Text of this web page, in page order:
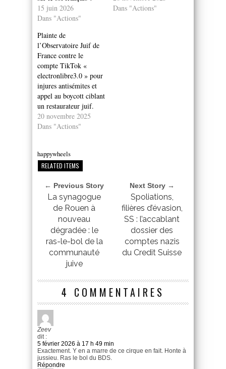
15 juin 2026
Dans "Actions"
Dans "Actions"
Plainte de
l’Observatoire Juif de
France contre le
compte TikTok «
electronlibre3.0 » pour
injures antisémites et
appel au boycott ciblant
un restaurateur juif.
20 novembre 2025
Dans "Actions"
happywheels
RELATED ITEMS
← Previous Story
La synagogue
de Rouen à
nouveau
dégradée : le
ras-le-bol de la
communauté
juive
Next Story →
Spoliations,
filières d’évasion,
SS : l’accablant
dossier des
comptes nazis
du Credit Suisse
4 COMMENTAIRES
Zeev
dit :
5 février 2026 à 17 h 49 min
Exactement. Y en a marre de ce cirque en fait. Honte à
jussieu. Ras le bol du BDS.
Répondre